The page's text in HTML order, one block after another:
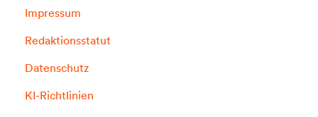
Impressum
Redaktionsstatut
Datenschutz
KI-Richtlinien